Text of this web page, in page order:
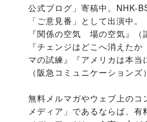
公式ブログ」寄稿中。NHK-
「ご意見番」として出演中。
『関係の空気　場の空気』（
『チェンジはどこへ消えた
マの試練』『アメリカは本当
（阪急コミュニケーションズ
無料メルマガやウェブ上のコ
メディア」であるならば、有